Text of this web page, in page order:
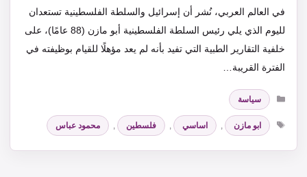
في العالم العربي، نُشر أن إسرائيل والسلطة الفلسطينية تستعدان
لليوم الذي يلي رئيس السلطة الفلسطينية أبو مازن (88 عامًا)، على
خلفية التقارير الطبية التي تفيد بأنه لم يعد مؤهلًا للقيام بوظيفته في
الفترة القريبة…
التصنيفات
سياسة
الوسوم
ابو مازن , اساسي , فلسطين , محمود عباس